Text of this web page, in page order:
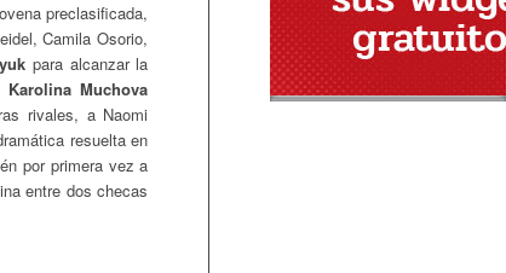
preclasificada,
Camila Osorio,
para alcanzar la
Karolina Muchova
rivales, a Naomi
resuelta en
por primera vez a
entre dos checas